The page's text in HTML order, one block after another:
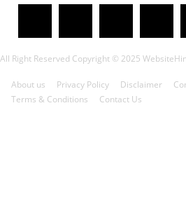
All Right Reserved Copyright © 2025
About us Privacy Policy Disclaimer
Terms & Conditions
Contact Us